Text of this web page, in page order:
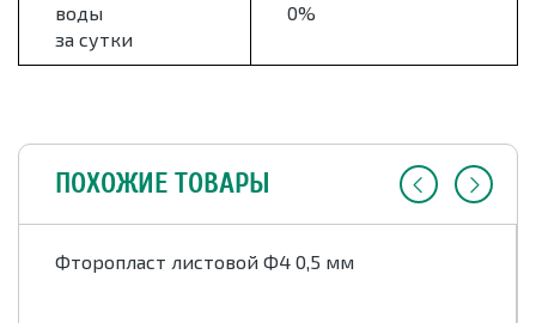
воды
за сутки
0%
ПОХОЖИЕ ТОВАРЫ
Фторопласт листовой Ф4 0,5 мм